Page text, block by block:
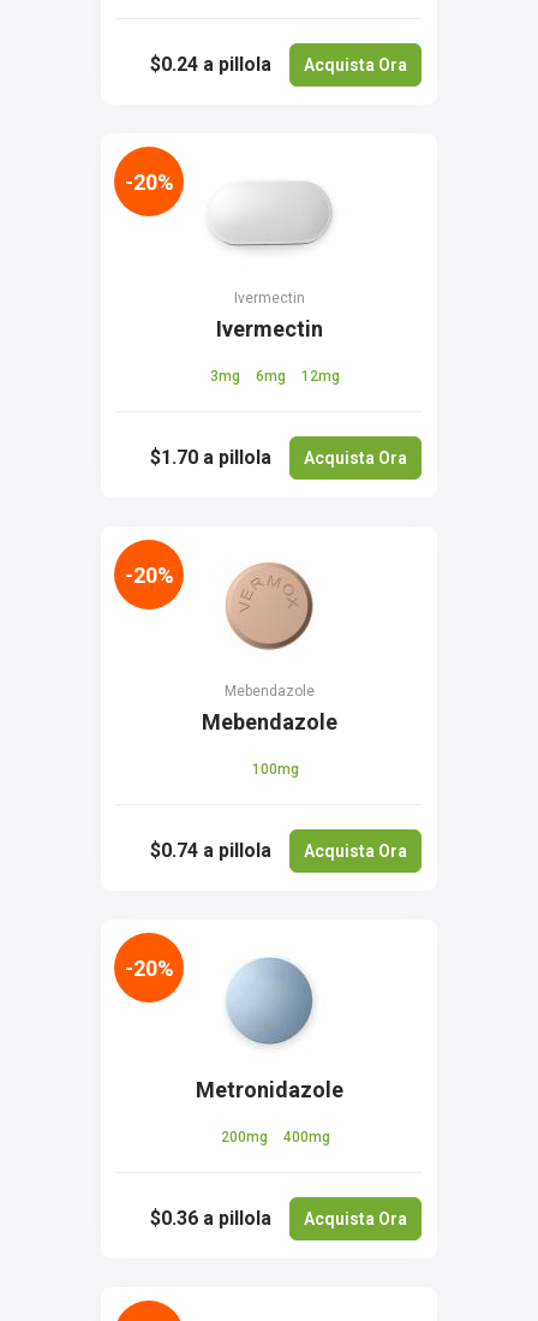
$0.24 a pillola Acquista Ora
Ivermectin
Ivermectin
3mg 6mg 12mg
$1.70 a pillola Acquista Ora
-20%
Mebendazole
Mebendazole
100mg
$0.74 a pillola Acquista Ora
-20%
Metronidazole
200mg 400mg
$0.36 a pillola Acquista Ora
-20%